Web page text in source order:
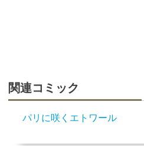
関連コミック
パリに咲くエトワール